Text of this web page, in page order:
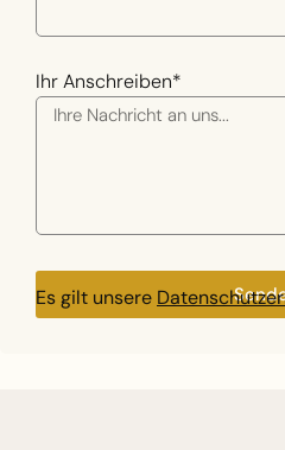
Ihr Anschreiben*
Es gilt unsere